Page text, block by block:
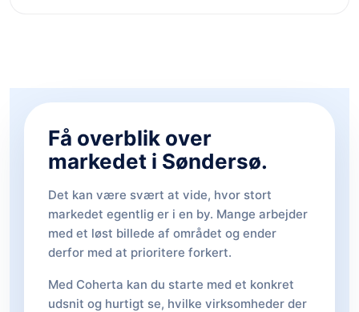
Få overblik over
markedet i Søndersø.
Det kan være svært at vide, hvor stort
markedet egentlig er i en by. Mange arbejder
med et løst billede af området og ender
derfor med at prioritere forkert.
Med Coherta kan du starte med et konkret
udsnit og hurtigt se, hvilke virksomheder der